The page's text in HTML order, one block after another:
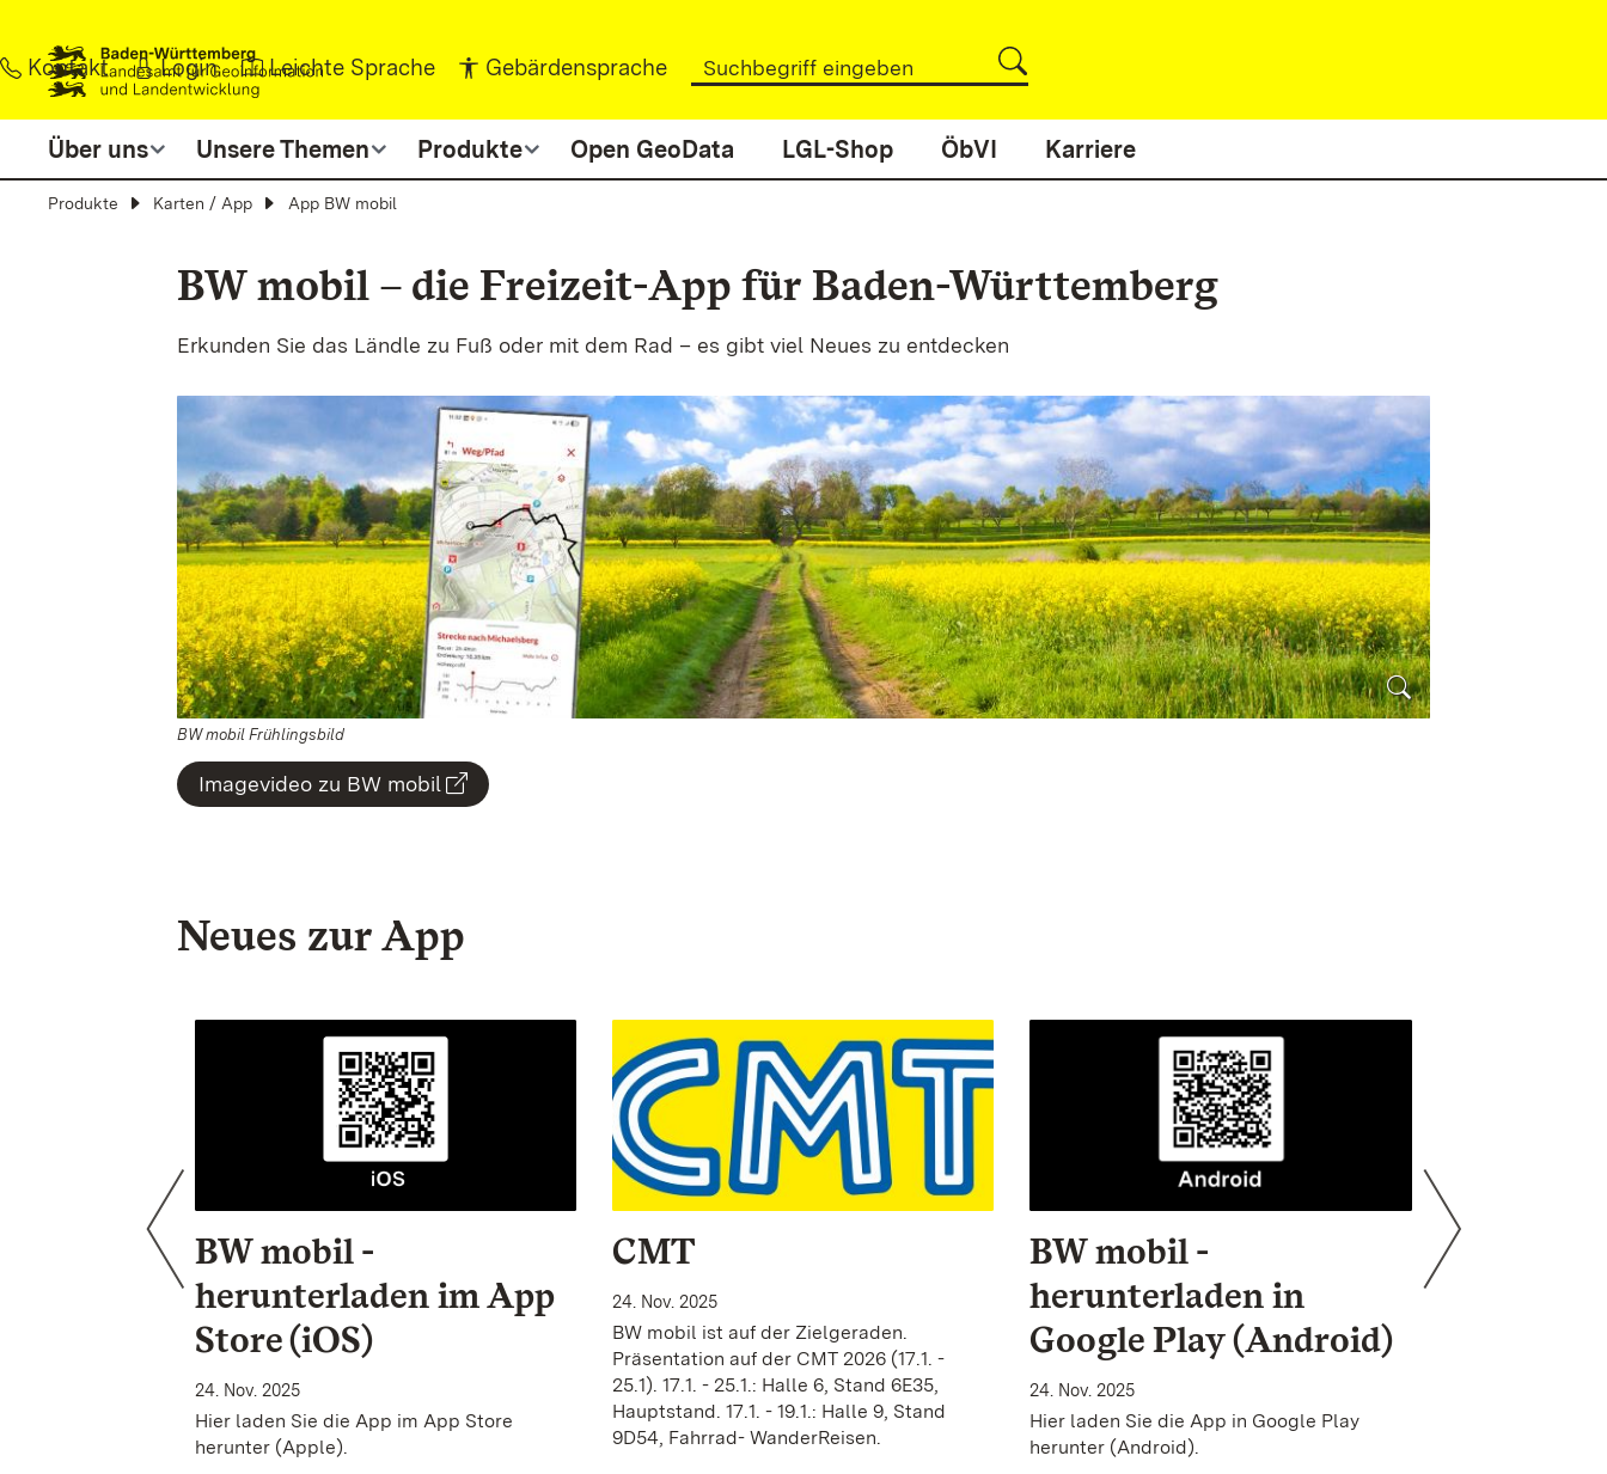
Kontakt Login Leichte Sprache Gebärdensprache
Über uns Unsere Themen Produkte Open GeoData LGL-Shop ÖbVI Karriere
Produkte Karten / App App BW mobil
BW mobil – die Freizeit-App für Baden-Württemberg
Erkunden Sie das Ländle zu Fuß oder mit dem Rad – es gibt viel Neues zu entdecken
BW mobil Frühlingsbild
Imagevideo zu BW mobil
Neues zur App
BW mobil -
herunterladen im App
Store (iOS)
24. Nov. 2025
Hier laden Sie die App im App Store
herunter (Apple).
CMT
24. Nov. 2025
BW mobil ist auf der Zielgeraden.
Präsentation auf der CMT 2026 (17.1. -
25.1). 17.1. - 25.1.: Halle 6, Stand 6E35,
Hauptstand. 17.1. - 19.1.: Halle 9, Stand
9D54, Fahrrad- WanderReisen.
BW mobil -
herunterladen in
Google Play (Android)
24. Nov. 2025
Hier laden Sie die App in Google Play
herunter (Android).
BW